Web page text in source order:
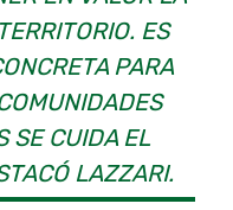
ES
PARA
SE CUIDA EL
LAZZARI.